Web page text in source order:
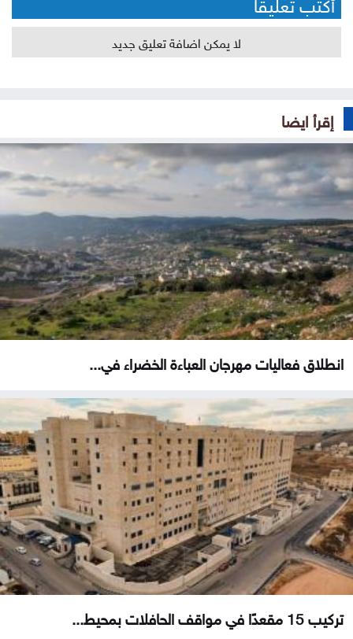
لا يمكن اضافة تعليق جديد
إقرأ ايضا
انطلاق فعاليات مهرجان العباءة الخضراء في...
تركيب 15 مقعدًا في مواقف الحافلات بمحيط...